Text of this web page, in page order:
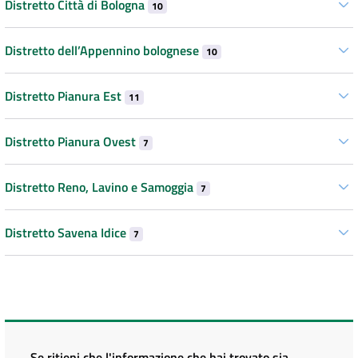
Distretto Città di Bologna 10
Distretto dell’Appennino bolognese 10
Distretto Pianura Est 11
Distretto Pianura Ovest 7
Distretto Reno, Lavino e Samoggia 7
Distretto Savena Idice 7